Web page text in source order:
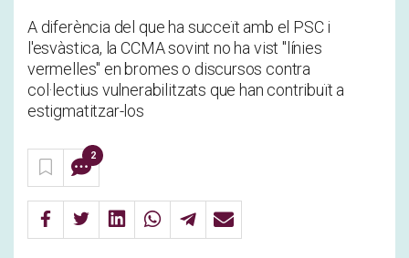
A diferència del que ha succeït amb el PSC i
l'esvàstica, la CCMA sovint no ha vist "línies
vermelles" en bromes o discursos contra
col·lectius vulnerabilitzats que han contribuït a
estigmatitzar-los
2